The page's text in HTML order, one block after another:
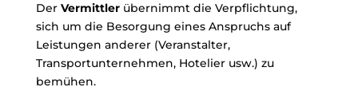
Der Vermittlerübernimmt die Verpflichtung,
sich um die Besorgung eines Anspruchs auf
Leistungen anderer (Veranstalter,
Transportunternehmen, Hotelier usw.) zu
bemühen.